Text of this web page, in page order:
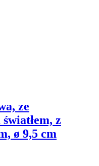
ze
z
ø 9,5 cm